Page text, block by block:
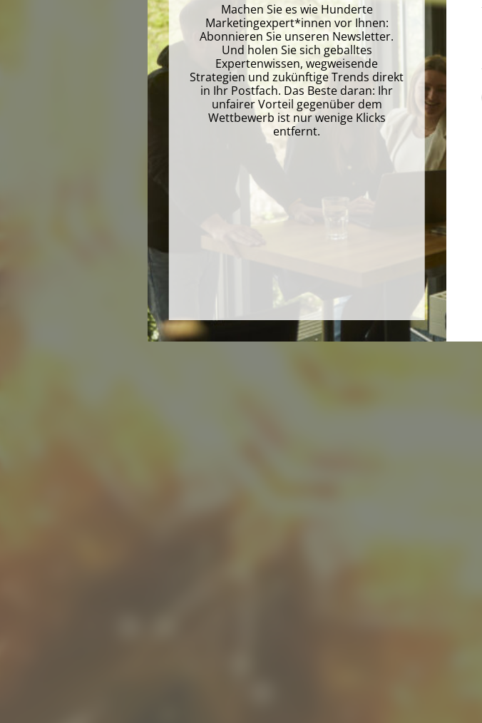
Machen Sie es wie Hunderte
Marketingexpert*innen vor Ihnen:
Abonnieren Sie unseren Newsletter.
Und holen Sie sich geballtes
Expertenwissen, wegweisende
Strategien und zukünftige Trends direkt
in Ihr Postfach. Das Beste daran: Ihr
unfairer Vorteil gegenüber dem
Wettbewerb ist nur wenige Klicks
entfernt.